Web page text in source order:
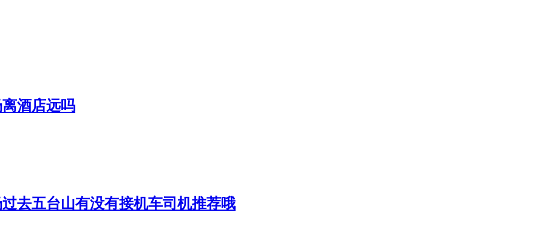
酒店远吗
去五台山有没有接机车司机推荐哦